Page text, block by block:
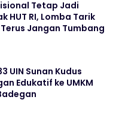
Tetap Jadi
HUT RI, Lomba Tarik
Jangan Tumbang
UIN Sunan Kudus
Edukatif ke UMKM